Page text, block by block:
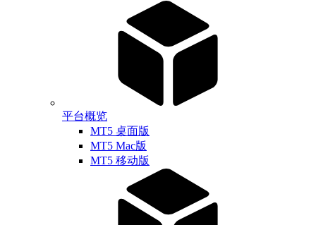
平台概览
MT5 桌面版
MT5 Mac版
MT5 移动版